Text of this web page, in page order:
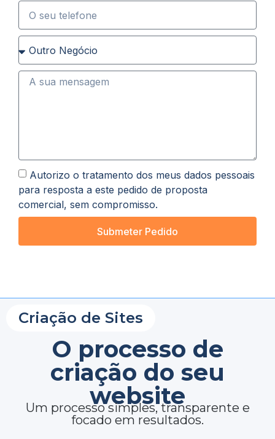
Autorizo o tratamento dos meus dados pessoais
para resposta a este pedido de proposta
comercial, sem compromisso.
Submeter Pedido
Criação de Sites
O processo de
criação do seu
website
Um processo simples, transparente e
focado em resultados.